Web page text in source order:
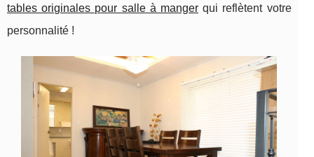
tables originales pour salle à manger qui reflètent votre
personnalité !